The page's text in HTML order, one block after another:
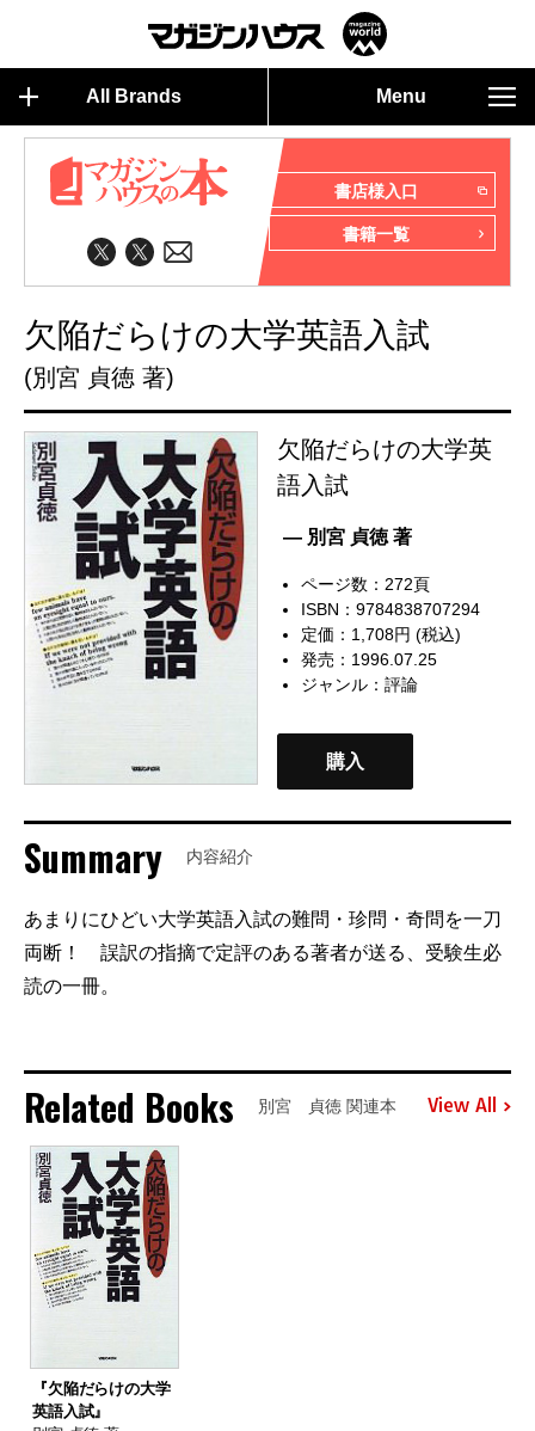
All Brands Menu
書店様入口
書籍一覧
欠陥だらけの大学英語入試
(別宮 貞徳 著)
欠陥だらけの大学英
語入試
— 別宮 貞徳 著
ページ数：272頁
ISBN：9784838707294
定価：1,708円 (税込)
発売：1996.07.25
ジャンル：評論
購入
Summary 内容紹介
あまりにひどい大学英語入試の難問・珍問・奇問を一刀
両断！ 誤訳の指摘で定評のある著者が送る、受験生必
読の一冊。
Related Books 別宮 貞徳 関連本 View All
『欠陥だらけの大学
英語入試』